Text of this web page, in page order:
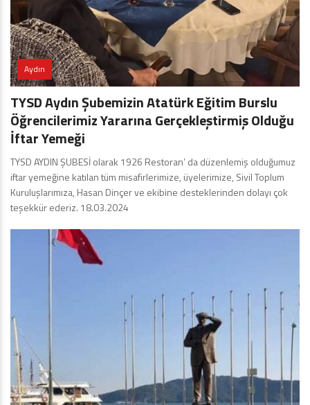
Aydın
TYSD Aydın Şubemizin Atatürk Eğitim Burslu
Öğrencilerimiz Yararına Gerçekleştirmiş Olduğu
İftar Yemeği
TYSD AYDIN ŞUBESİ olarak 1926 Restoran’ da düzenlemiş olduğumuz
iftar yemeğine katılan tüm misafirlerimize, üyelerimize, Sivil Toplum
Kuruluşlarımıza, Hasan Dinçer ve ekibine desteklerinden dolayı çok
teşekkür ederiz. 18.03.2024